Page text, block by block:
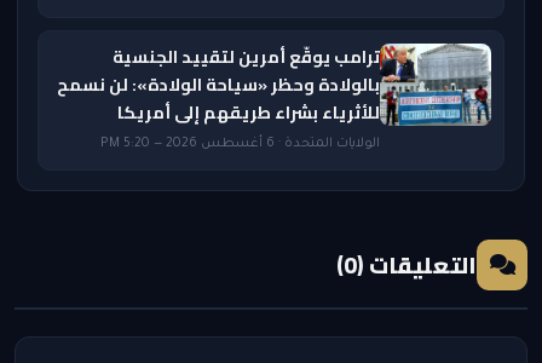
ترامب يوقّع أمرين لتقييد الجنسية
بالولادة وحظر «سياحة الولادة»: لن نسمح
للأثرياء بشراء طريقهم إلى أمريكا
الولايات المتحدة · 6 أغسطس 2026 — 5:20 PM
التعليقات (0)